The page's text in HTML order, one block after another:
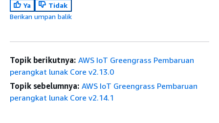
Ya
Tidak
Berikan umpan balik
Topik berikutnya: AWS IoT Greengrass Pembaruan
perangkat lunak Core v2.13.0
Topik sebelumnya: AWS IoT Greengrass Pembaruan
perangkat lunak Core v2.14.1